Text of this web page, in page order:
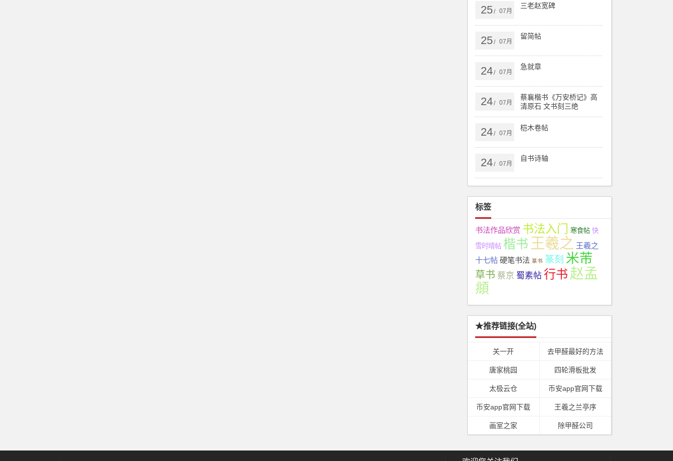
25/ 07月
三老赵宽碑
25/ 07月
留简帖
24/ 07月
急就章
24/ 07月
蔡襄楷书《万安桥记》高
清原石 文书刻三绝
24/ 07月
桤木卷帖
24/ 07月
自书诗轴
标签
书法作品欣赏 书法入门 寒食帖 快
雪时晴帖 楷书 王羲之 王羲之
十七帖 硬笔书法 篆书 篆刻 米芾
草书 蔡京 蜀素帖 行书 赵孟
頫
★推荐链接(全站)
关一开 去甲醛最好的方法
唐家桃园 四轮滑板批发
太极云仓 币安app官网下载
币安app官网下载 王羲之兰亭序
画室之家 除甲醛公司